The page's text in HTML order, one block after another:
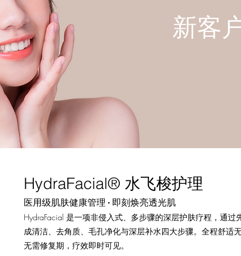
新客
HydraFacial® 水飞梭护理
医用级肌肤健康管理 · 即刻焕亮透光肌
HydraFacial 是一项非侵入式、多步骤的深层护肤疗程，通过
成清洁、去角质、毛孔净化与深层补水四大步骤。全程舒适
无需修复期，疗效即时可见。